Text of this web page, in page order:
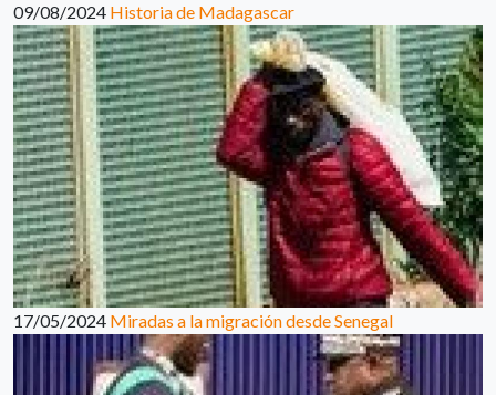
09/08/2024 Historia de Madagascar
17/05/2024 Miradas a la migración desde Senegal